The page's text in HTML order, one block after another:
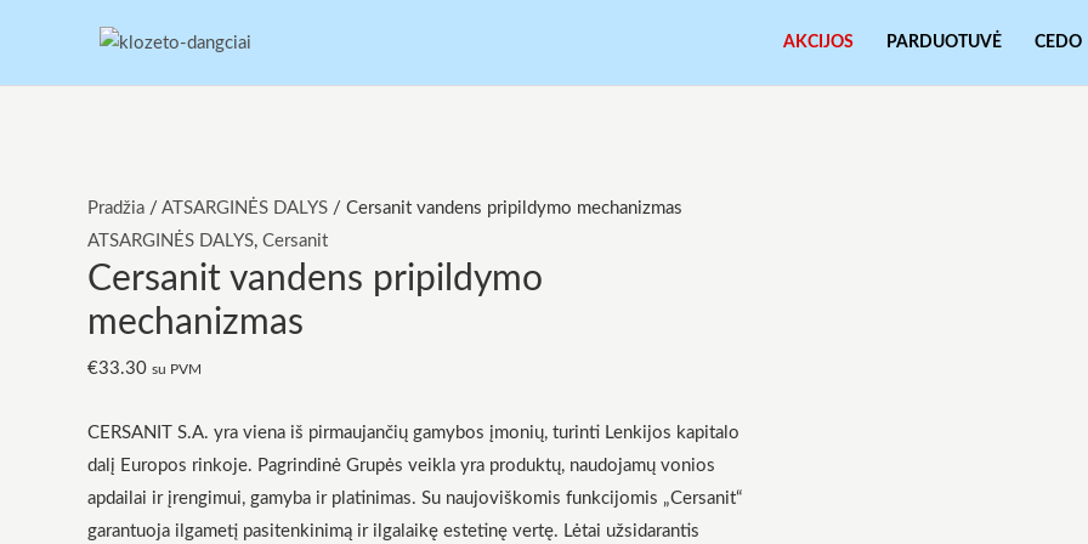
turinio
AKCIJOS PARDUOTUVĖ CEDO
Pradžia / ATSARGINĖS DALYS / Cersanit vandens pripildymo mechanizmas
ATSARGINĖS DALYS, Cersanit
Cersanit vandens pripildymo
mechanizmas
€33.30 su PVM
CERSANIT S.A. yra viena iš pirmaujančių gamybos įmonių, turinti Lenkijos kapitalo
dalį Europos rinkoje. Pagrindinė Grupės veikla yra produktų, naudojamų vonios
apdailai ir įrengimui, gamyba ir platinimas. Su naujoviškomis funkcijomis „Cersanit“
garantuoja ilgametį pasitenkinimą ir ilgalaikę estetinę vertę. Lėtai užsidarantis
kiekis:
Cersanit
vandens
pripildymo
mechanizmas
price
was:
€7.99.
price
is:
€3.20.
price
€159.00.
price
€60.00.
price
was:
€107.00.
price
is:
€91.00.